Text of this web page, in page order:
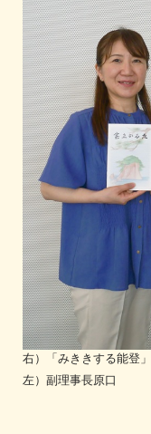
右）「みききする能登
左）副理事長原口